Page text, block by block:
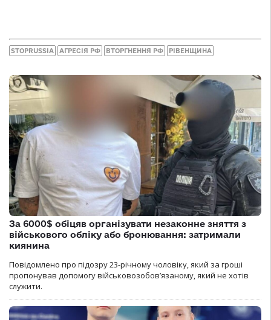
STOPRUSSIA АГРЕСІЯ РФ ВТОРГНЕННЯ РФ РІВЕНЩИНА
За 6000$ обіцяв організувати незаконне зняття з
військового обліку або бронювання: затримали
киянина
Повідомлено про підозру 23-річному чоловіку, який за гроші
пропонував допомогу військовозобов’язаному, який не хотів
служити.